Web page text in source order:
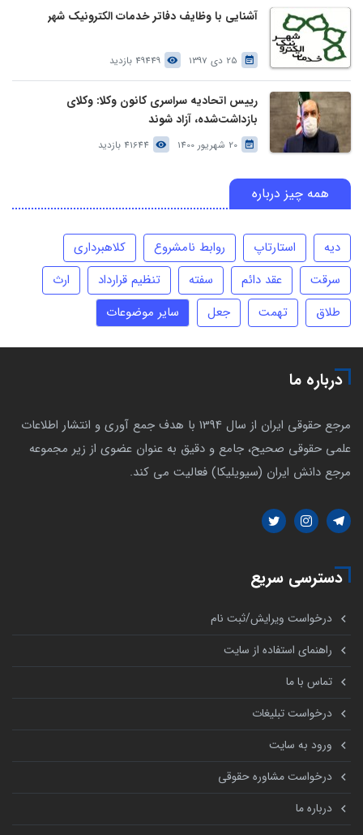
آشنایی با وظایف دفاتر خدمات الکترونیک شهر
25 دی 1397 49449 بازدید
رییس اتحادیه سراسری کانون وکلا: وکلای
بازداشت‌شده، آزاد شوند
20 شهریور 1400 41644 بازدید
همه چیز درباره
دیه استارتاپ روابط نامشروع
کلاهبرداری
سرقت
عقد دائم سفته تنظیم قرارداد
ارث
طلاق
تهمت جعل سایر موضوعات
درباره ما
مرجع حقوقی ایران از سال 1394 با هدف جمع آوری و انتشار اطلاعات
علمی حقوقی صحیح، جامع و دقیق به عنوان عضوی از زیر مجموعه
مرجع دانش ایران (سیویلیکا) فعالیت می کند.
دسترسی سریع
درخواست ویرایش/ثبت نام
راهنمای استفاده از سایت
تماس با ما
درخواست تبلیغات
ورود به سایت
درخواست مشاوره حقوقی
درباره ما